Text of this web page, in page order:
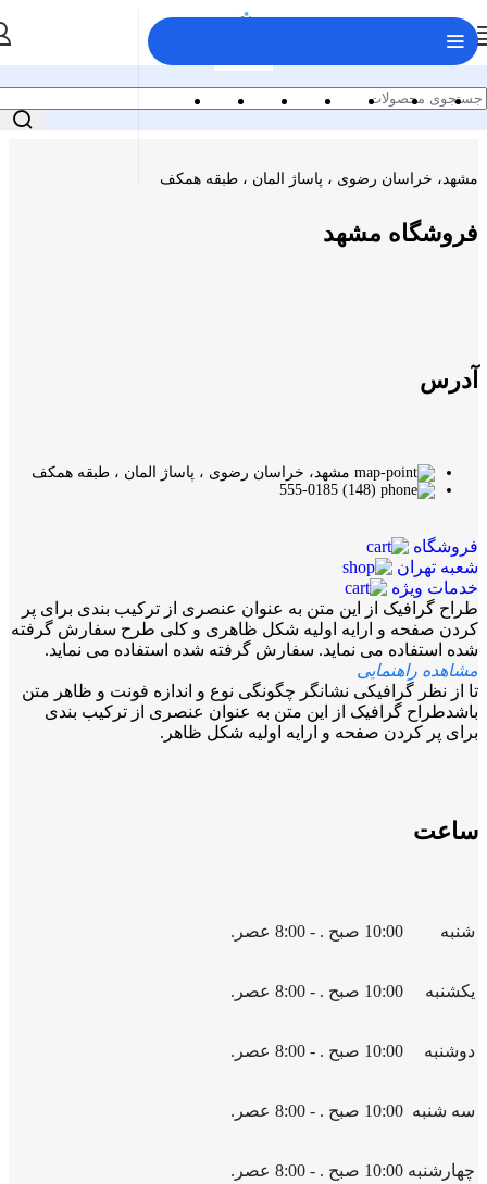
مشهد، خراسان رضوی ، پاساژ المان ، طبقه همکف
فروشگاه مشهد
آدرس
مشهد، خراسان رضوی ، پاساژ المان ، طبقه همکف
(148) 555-0185
فروشگاه
شعبه تهران
خدمات ویژه
طراح گرافیک از این متن به عنوان عنصری از ترکیب بندی برای پر
کردن صفحه و ارایه اولیه شکل ظاهری و کلی طرح سفارش گرفته
شده استفاده می نماید. سفارش گرفته شده استفاده می نماید.
مشاهده راهنمایی
تا از نظر گرافیکی نشانگر چگونگی نوع و اندازه فونت و ظاهر متن
باشدطراح گرافیک از این متن به عنوان عنصری از ترکیب بندی
برای پر کردن صفحه و ارایه اولیه شکل ظاهر.
ساعت
شنبه 10:00 صبح . - 8:00 عصر.
یکشنبه 10:00 صبح . - 8:00 عصر.
دوشنبه 10:00 صبح . - 8:00 عصر.
سه شنبه 10:00 صبح . - 8:00 عصر.
چهارشنبه 10:00 صبح . - 8:00 عصر.